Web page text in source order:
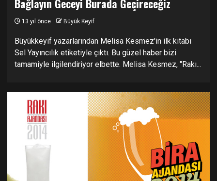
Bağlayın Geceyi Burada Geçireceğiz
13 yıl önce Büyük Keyif
Büyükkeyif yazarlarından Melisa Kesmez'in ilk kitabı
Sel Yayıncılık etiketiyle çıktı. Bu güzel haber bizi
tamamiyle ilgilendiriyor elbette. Melisa Kesmez, "Rakı...